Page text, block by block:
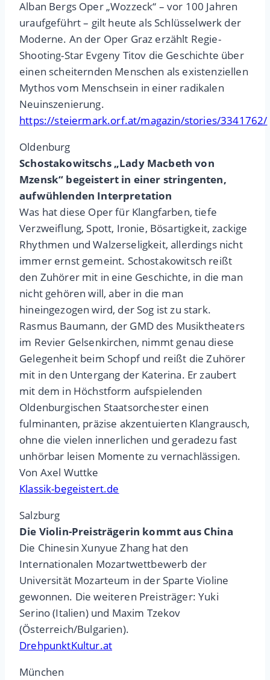
Alban Bergs Oper „Wozzeck“ – vor 100 Jahren
uraufgeführt – gilt heute als Schlüsselwerk der
Moderne. An der Oper Graz erzählt Regie-
Shooting-Star Evgeny Titov die Geschichte über
einen scheiternden Menschen als existenziellen
Mythos vom Menschsein in einer radikalen
Neuinszenierung.
https://steiermark.orf.at/magazin/stories/3341762/
Oldenburg
Schostakowitschs „Lady Macbeth von
Mzensk“ begeistert in einer stringenten,
aufwühlenden Interpretation
Was hat diese Oper für Klangfarben, tiefe
Verzweiflung, Spott, Ironie, Bösartigkeit, zackige
Rhythmen und Walzerseligkeit, allerdings nicht
immer ernst gemeint. Schostakowitsch reißt
den Zuhörer mit in eine Geschichte, in die man
nicht gehören will, aber in die man
hineingezogen wird, der Sog ist zu stark.
Rasmus Baumann, der GMD des Musiktheaters
im Revier Gelsenkirchen, nimmt genau diese
Gelegenheit beim Schopf und reißt die Zuhörer
mit in den Untergang der Katerina. Er zaubert
mit dem in Höchstform aufspielenden
Oldenburgischen Staatsorchester einen
fulminanten, präzise akzentuierten Klangrausch,
ohne die vielen innerlichen und geradezu fast
unhörbar leisen Momente zu vernachlässigen.
Von Axel Wuttke
Klassik-begeistert.de
Salzburg
Die Violin-Preisträgerin kommt aus China
Die Chinesin Xunyue Zhang hat den
Internationalen Mozartwettbewerb der
Universität Mozarteum in der Sparte Violine
gewonnen. Die weiteren Preisträger: Yuki
Serino (Italien) und Maxim Tzekov
(Österreich/Bulgarien).
DrehpunktKultur.at
München